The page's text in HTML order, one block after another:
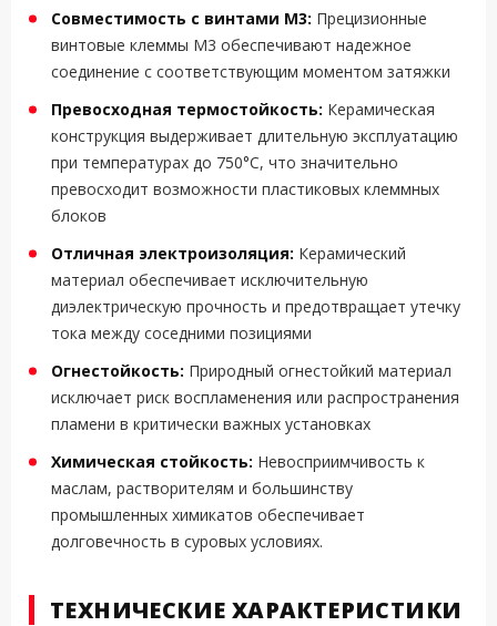
Совместимость с винтами M3: Прецизионные
винтовые клеммы M3 обеспечивают надежное
соединение с соответствующим моментом затяжки
Превосходная термостойкость: Керамическая
конструкция выдерживает длительную эксплуатацию
при температурах до 750°C, что значительно
превосходит возможности пластиковых клеммных
блоков
Отличная электроизоляция: Керамический
материал обеспечивает исключительную
диэлектрическую прочность и предотвращает утечку
тока между соседними позициями
Огнестойкость: Природный огнестойкий материал
исключает риск воспламенения или распространения
пламени в критически важных установках
Химическая стойкость: Невосприимчивость к
маслам, растворителям и большинству
промышленных химикатов обеспечивает
долговечность в суровых условиях.
ТЕХНИЧЕСКИЕ ХАРАКТЕРИСТИКИ